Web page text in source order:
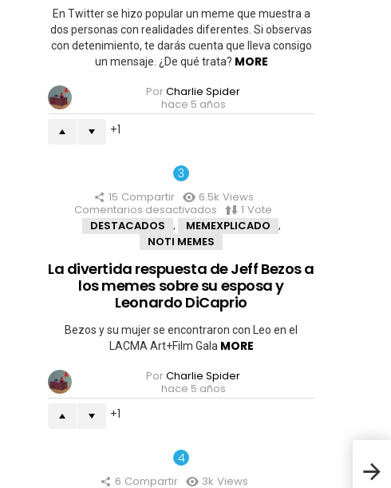
No
dos
hombres
en
autobús
que
dos
realidades
diferentes
En Twitter se hizo popular un meme que muestra a
dos personas con realidades diferentes. Si observas
con detenimiento, te darás cuenta que lleva consigo
un mensaje. ¿De qué trata? MORE
PorCharlie Spider
hace 5 años
1
15 Compartir 6.5k Views
Comentarios desactivados en
La
divertida
respuesta
de
Jeff
Bezos
a
los
memes
sobre
su
y
Leonardo
DiCaprio
1 Vote
DESTACADOS
, MEMEXPLICADO ,
NOTI MEMES
La divertida respuesta de Jeff Bezos a
los memes sobre su esposa y
Leonardo DiCaprio
Bezos y su mujer se encontraron con Leo en el
LACMA Art+Film Gala MORE
PorCharlie Spider
hace 5 años
1
6 Compartir 3k Views